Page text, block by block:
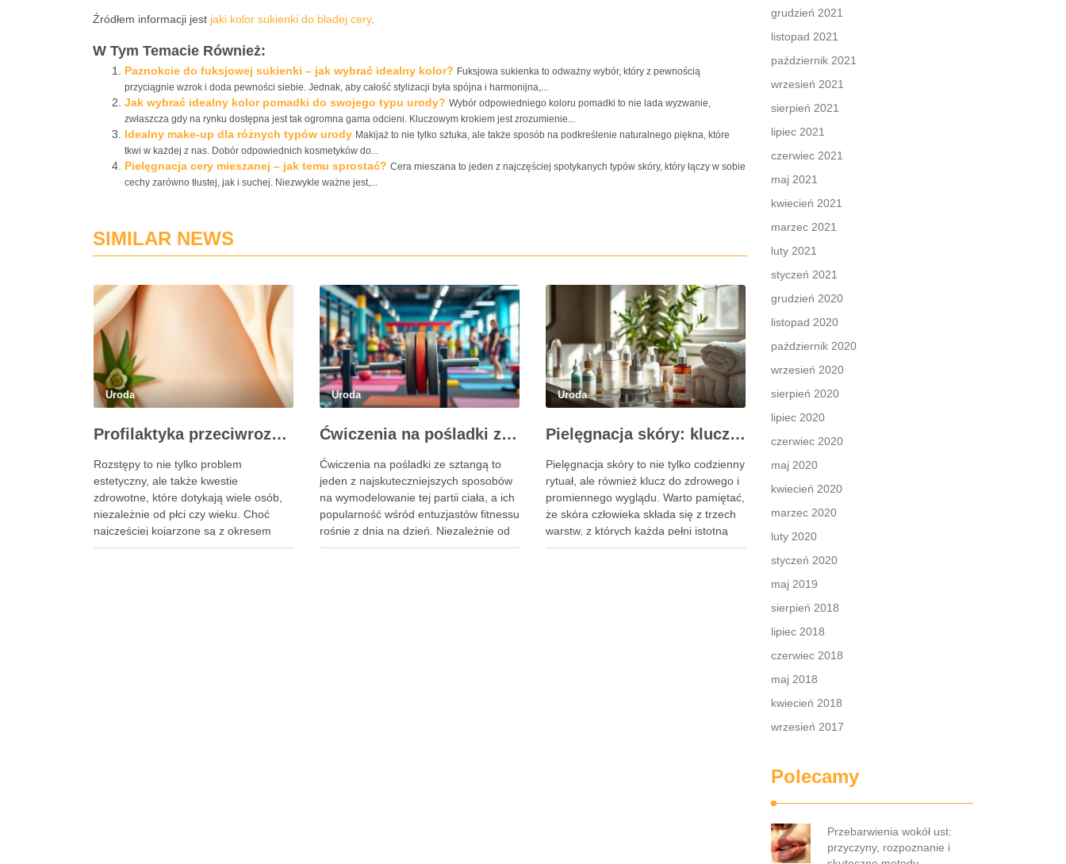
Źródłem informacji jest jaki kolor sukienki do bladej cery.
W Tym Temacie Również:
Paznokcie do fuksjowej sukienki – jak wybrać idealny kolor? Fuksjowa sukienka to odważny wybór, który z pewnością
przyciągnie wzrok i doda pewności siebie. Jednak, aby całość stylizacji była spójna i harmonijna,...
Jak wybrać idealny kolor pomadki do swojego typu urody? Wybór odpowiedniego koloru pomadki to nie lada wyzwanie,
zwłaszcza gdy na rynku dostępna jest tak ogromna gama odcieni. Kluczowym krokiem jest zrozumienie...
Idealny make-up dla różnych typów urody Makijaż to nie tylko sztuka, ale także sposób na podkreślenie naturalnego piękna, które
tkwi w każdej z nas. Dobór odpowiednich kosmetyków do...
Pielęgnacja cery mieszanej – jak temu sprostać? Cera mieszana to jeden z najczęściej spotykanych typów skóry, który łączy w sobie
cechy zarówno tłustej, jak i suchej. Niezwykle ważne jest,...
SIMILAR NEWS
Uroda
Profilaktyka przeciwrozstępowa: jak dbać o skórę skutecznie?
Rozstępy to nie tylko problem
estetyczny, ale także kwestie
zdrowotne, które dotykają wiele osób,
niezależnie od płci czy wieku. Choć
najczęściej kojarzone są z okresem
ciąży, ich powstawanie może być
Uroda
Ćwiczenia na pośladki ze sztangą – skuteczne metody i techniki treningowe
Ćwiczenia na pośladki ze sztangą to
jeden z najskuteczniejszych sposobów
na wymodelowanie tej partii ciała, a ich
popularność wśród entuzjastów fitnessu
rośnie z dnia na dzień. Niezależnie od
tego, czy dążysz do zwiększenia siły,
Uroda
Pielęgnacja skóry: kluczowe informacje i skuteczne metody
Pielęgnacja skóry to nie tylko codzienny
rytuał, ale również klucz do zdrowego i
promiennego wyglądu. Warto pamiętać,
że skóra człowieka składa się z trzech
warstw, z których każda pełni istotną
rolę w ochronie organizmu. Naskórek,
grudzień 2021
listopad 2021
październik 2021
wrzesień 2021
sierpień 2021
lipiec 2021
czerwiec 2021
maj 2021
kwiecień 2021
marzec 2021
luty 2021
styczeń 2021
grudzień 2020
listopad 2020
październik 2020
wrzesień 2020
sierpień 2020
lipiec 2020
czerwiec 2020
maj 2020
kwiecień 2020
marzec 2020
luty 2020
styczeń 2020
maj 2019
sierpień 2018
lipiec 2018
czerwiec 2018
maj 2018
kwiecień 2018
wrzesień 2017
Polecamy
Przebarwienia wokół ust:
przyczyny, rozpoznanie i